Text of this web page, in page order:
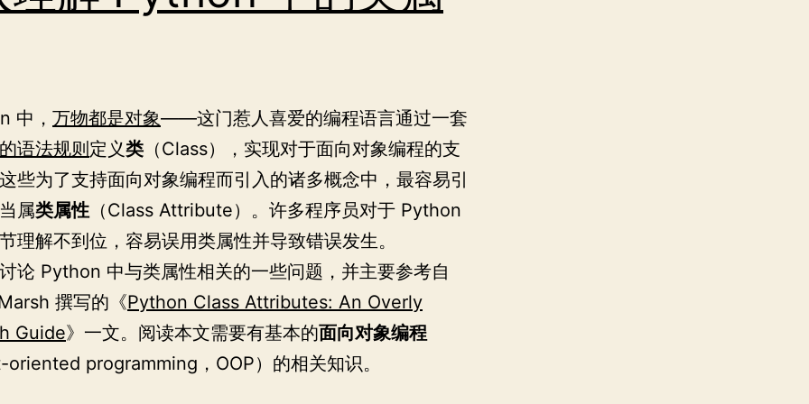
中， 万物都是对象——这门惹人喜爱的编程语言通过一套
语法规则 定义类 （Class），实现对于面向对象编程的支
些为了支持面向对象编程而引入的诸多概念中，最容易引
属类属性 （Class Attribute）。许多程序员对于 Python
理解不到位，容易误用类属性并导致错误发生。
论 Python 中与类属性相关的一些问题，并主要参考自
撰写的《Python Class Attributes: An Overly
Guide》一文。阅读本文需要有基本的面向对象编程
programming，OOP）的相关知识。